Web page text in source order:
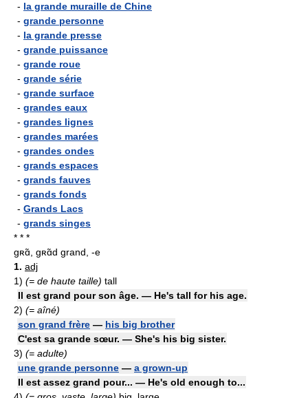
- la grande muraille de Chine
- grande personne
- la grande presse
- grande puissance
- grande roue
- grande série
- grande surface
- grandes eaux
- grandes lignes
- grandes marées
- grandes ondes
- grands espaces
- grands fauves
- grands fonds
- Grands Lacs
- grands singes
* * *
ɡʀɑ̃, ɡʀɑ̃d grand, -e
1. adj
1) (= de haute taille) tall
Il est grand pour son âge. — He's tall for his age.
2) (= aîné)
son grand frère — his big brother
C'est sa grande sœur. — She's his big sister.
3) (= adulte)
une grande personne — a grown-up
Il est assez grand pour... — He's old enough to...